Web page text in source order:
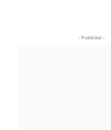
- Publicitat -